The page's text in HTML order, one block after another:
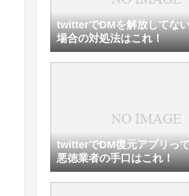
twitterでDMを解放してな
場合の対処法はこれ！
twitterでDM復元アプリっ
悪徳業者の手口はこれ！